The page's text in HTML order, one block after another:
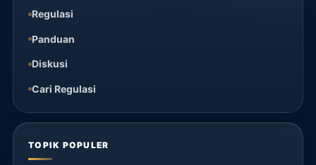
Regulasi
Panduan
Diskusi
Cari Regulasi
TOPIK POPULER